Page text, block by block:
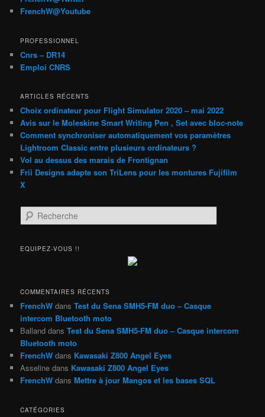
FrenchW@Youtube
PROFESSIONNEL
Cnrs – DR14
Emploi CNRS
ARTICLES RÉCENTS
Choix ordinateur pour Flight Simulator 2020 – mai 2022
Avis sur le Moleskine Smart Writing Pen , Set avec bloc-note
Comment synchroniser automatiquement vos paramètres
Lightroom Classic entre plusieurs ordinateurs ?
Vol au dessus des marais de Frontignan
Frii Designs adapte son TriLens pour les montures Fujifilm
X
e
h
h
e
EQUIPEZ-VOUS !!
COMMENTAIRES RÉCENTS
FrenchW dansTest du Sena SMH5-FM duo – Casque
intercom Bluetooth moto
Balland dansTest du Sena SMH5-FM duo – Casque intercom
Bluetooth moto
FrenchW dans Kawasaki Z800 Angel Eyes
Asseline dans Kawasaki Z800 Angel Eyes
FrenchW dansMettre à jour Mangos et les bases SQL
CATÉGORIES